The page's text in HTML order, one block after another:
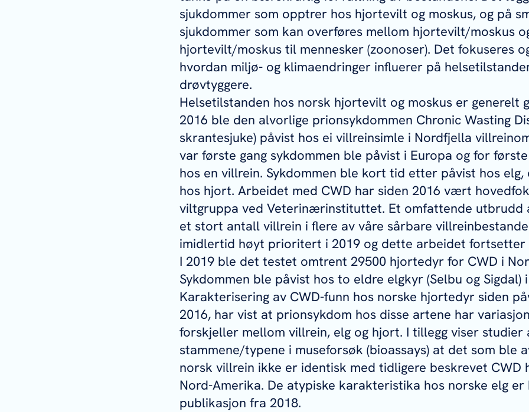
sjukdommer som opptrer hos hjortevilt og moskus, og på
sjukdommer som kan overføres mellom hjortevilt/moskus
hjortevilt/moskus til mennesker (zoonoser). Det fokuseres
hvordan miljø- og klimaendringer influerer på
drøvtyggere.
Helsetilstanden hos norsk hjortevilt og moskus er generelt
2016 ble den alvorlige prionsykdommen Chronic Wasting
skrantesjuke) påvist hos ei villreinsimle i Nordfjella
var første gang sykdommen ble påvist i Europa og for
hos en villrein. Sykdommen ble kort tid etter påvist hos elg,
hos hjort. Arbeidet med CWD har siden 2016 vært
viltgruppa ved Veterinærinstituttet. Et omfattende utbrudd
et stort antall villrein i flere av våre sårbare
imidlertid høyt prioritert i 2019 og dette arbeidet fortsetter
I 2019 ble det testet omtrent 29500 hjortedyr for CWD i
Sykdommen ble påvist hos to eldre elgkyr (Selbu og Sigdal)
Karakterisering av CWD-funn hos norske hjortedyr siden
2016, har vist at prionsykdom hos disse artene har
forskjeller mellom villrein, elg og hjort. I tillegg viser studier
stammene/typene i museforsøk (bioassays) at det som ble
norsk villrein ikke er identisk med tidligere beskrevet CWD
Nord-Amerika. De atypiske karakteristika hos norske elg
publikasjon fra 2018.